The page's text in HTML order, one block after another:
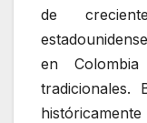
de
en
tradicionales.